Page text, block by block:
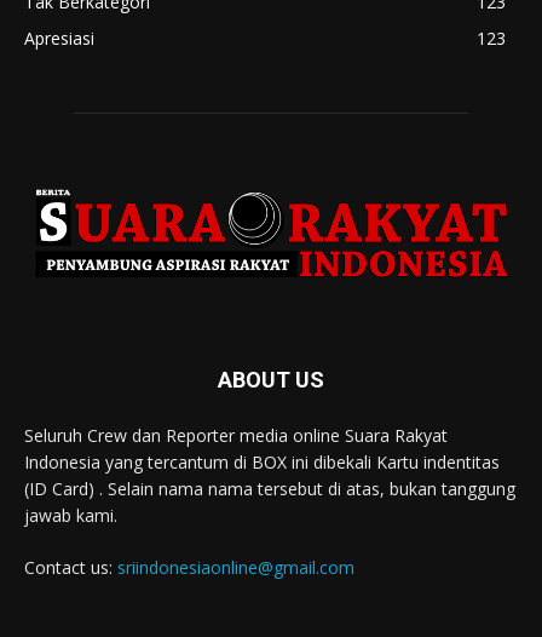
Apresiasi
123
ABOUT US
Seluruh Crew dan Reporter media online Suara Rakyat
Indonesia yang tercantum di BOX ini dibekali Kartu indentitas
(ID Card) . Selain nama nama tersebut di atas, bukan tanggung
jawab kami.
Contact us: sriindonesiaonline@gmail.com